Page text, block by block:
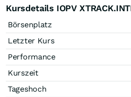
Kursdetails IOPV
Börsenplatz
Letzter Kurs
Performance
Kurszeit
Tageshoch